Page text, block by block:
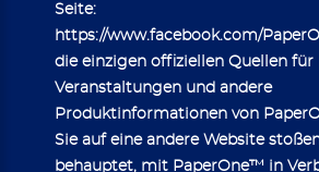
Seite:
https://www.facebook.com/
die einzigen offiziellen Quellen für
Veranstaltungen und andere
Produktinformationen von
Sie auf eine andere Website
behauptet, mit PaperOne™ in